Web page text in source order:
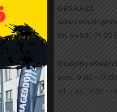
w
GBSAJ-23
adres email:
tel. 44 631-71-
Godziny
pon.: 9:00 – 17:00
wt. – pt.: 7:30 –